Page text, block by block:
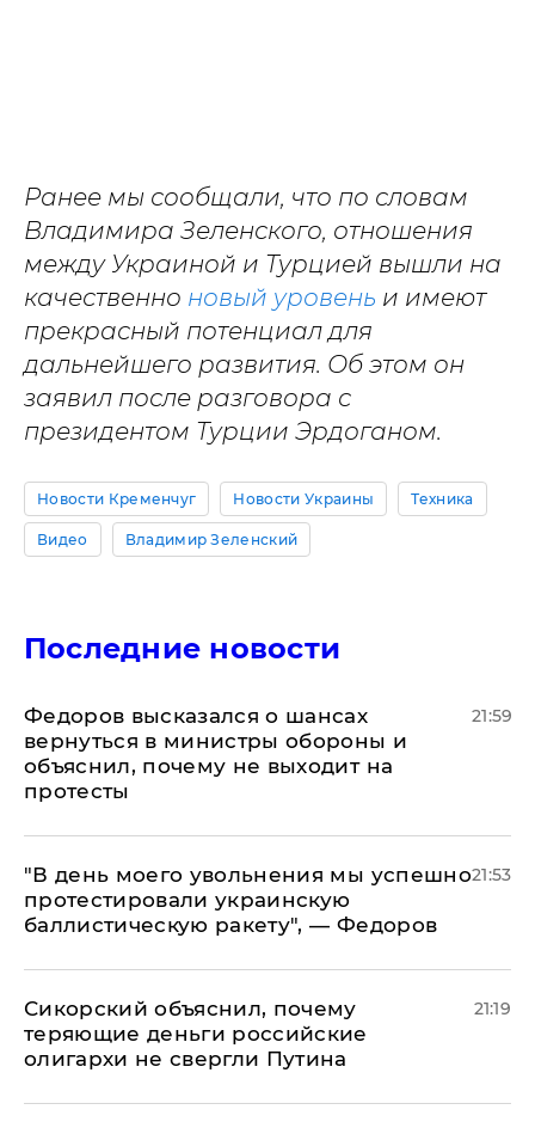
Ранее мы сообщали, что по словам
Владимира Зеленского, отношения
между Украиной и Турцией вышли на
качественно новый уровень и имеют
прекрасный потенциал для
дальнейшего развития. Об этом он
заявил после разговора с
президентом Турции Эрдоганом.
Новости Кременчуг Новости Украины Техника
Видео Владимир Зеленский
Последние новости
Федоров высказался о шансах
вернуться в министры обороны и
объяснил, почему не выходит на
протесты
21:59
​"В день моего увольнения мы успешно
протестировали украинскую
баллистическую ракету", — Федоров
21:53
Сикорский объяснил, почему
теряющие деньги российские
олигархи не свергли Путина
21:19